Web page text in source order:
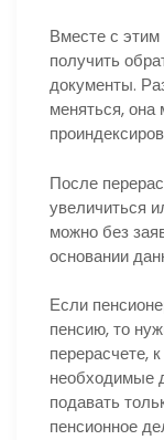
Вместе с
получить
документы.
меняться, она
После
увеличиться
можно без
основании
Если
пенсию, то
перерасчете,
необходимые
подавать
пенсионное